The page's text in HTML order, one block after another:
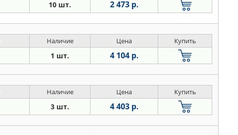
10 шт. 2 473 р.
Наличие Цена Купить
1 шт. 4 104 р.
Наличие Цена Купить
3 шт. 4 403 р.